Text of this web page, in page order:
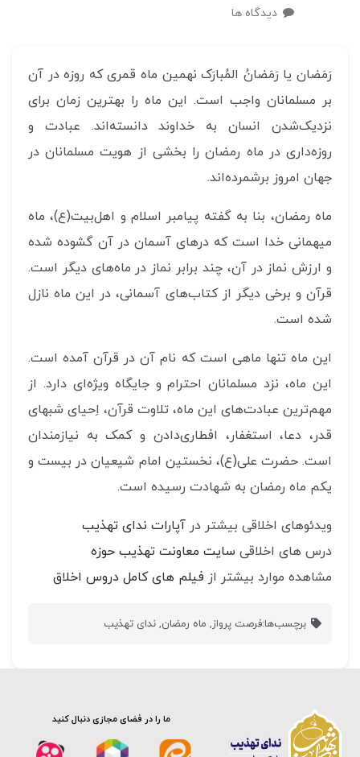
دیدگاه ها
رَمَضان یا رَمَضان‌ُ المُبارَک نهمین ماه قمری که روزه در آن
بر مسلمانان واجب است. این ماه را بهترین زمان برای
نزدیک‌شدن انسان به خداوند دانسته‌اند. عبادت و
روزه‌داری در ماه رمضان را بخشی از هویت مسلمانان در
جهان امروز برشمرده‌اند.
ماه رمضان، بنا به گفته پیامبر اسلام و اهل‌بیت(ع)، ماه
میهمانی خدا است که درهای آسمان در آن گشوده شده
و ارزش نماز در آن، چند برابر نماز در ماه‌های دیگر است.
قرآن و برخی دیگر از کتاب‌های آسمانی، در این ماه نازل
شده است.
این ماه تنها ماهی است که نام آن در قرآن آمده است.
این ماه، نزد مسلمانان احترام و جایگاه ویژه‌ای دارد. از
مهم‌ترین عبادت‌های این ماه، تلاوت قرآن، اِحیای شبهای
قدر، دعا، استغفار، افطاری‌دادن و کمک به نیازمندان
است. حضرت علی(ع)، نخستین امام شیعیان در بیست و
یکم ماه رمضان به شهادت رسیده است.
ویدئوهای اخلاقی بیشتر در آپارات ندای تهذیب
درس های اخلاقی سایت معاونت تهذیب حوزه
مشاهده موارد بیشتر از فیلم های کامل دروس اخلاق
برچسب‌ها:فرصت پرواز, ماه رمضان,ندای تهذیب
ما را در فضای مجازی دنبال کنید